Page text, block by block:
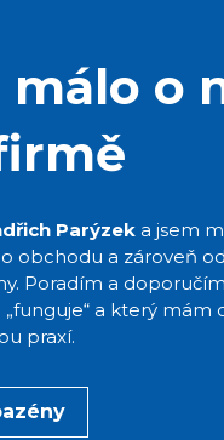
málo o
Parýzek a jsem
obchodu a zároveň
Poradím a
a který mám
praxí.